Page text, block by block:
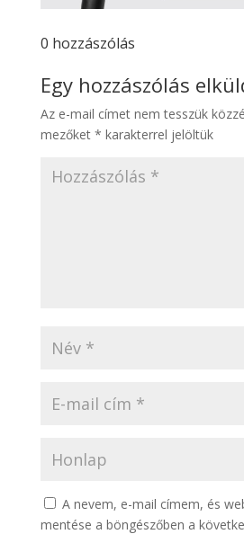
0 hozzászólás
Egy hozzászólás
Az e-mail címet nem tesszük
mezőket * karakterrel jelöltük
A nevem, e-mail címem, és
mentése a böngészőben a